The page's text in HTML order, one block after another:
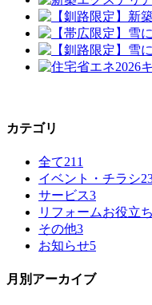
カテゴリ
全て211
イベント・チラシ
サービス3
リフォームお役立
その他3
お知らせ5
月別アーカイブ